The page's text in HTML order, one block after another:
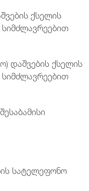
ქსელის
დაშვების ქსელის
სატელეფონო